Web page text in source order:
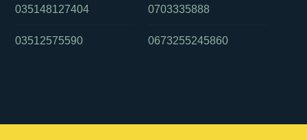
035148127404
03512575590
0703335888
0673255245860